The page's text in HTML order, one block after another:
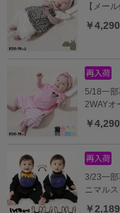
【メー
￥4,290
5/18一
2WAYオ
￥4,290
3/23一
ニマル
￥2,189